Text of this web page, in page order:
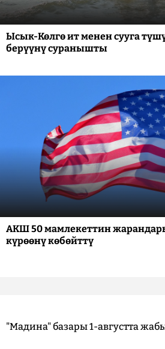
Ысык-Көлгө ит менен сууга
берүүнү суранышты
АКШ 50 мамлекеттин
күрөөнү көбөйттү
"Мадина" базары 1-августта